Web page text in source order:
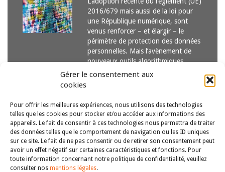
Gérer le consentement aux
cookies
Pour offrir les meilleures expériences, nous utilisons des technologies
telles que les cookies pour stocker et/ou accéder aux informations des
appareils. Le fait de consentir à ces technologies nous permettra de traiter
des données telles que le comportement de navigation ou les ID uniques
sur ce site. Le fait de ne pas consentir ou de retirer son consentement peut
avoir un effet négatif sur certaines caractéristiques et fonctions. Pour
toute information concernant notre politique de confidentialité, veuillez
consulter nos mentions légales.
2016/679 mais aussi de la loi pour
une République numérique, sont
venus renforcer – et élargir – le
périmètre de protection des données
personnelles. Mais l’avènement de
nouveaux outils algorithmiques
prédictifs, en permettant un
Copyright © 2011-2026Revue des droits et libertés fondamentaux
| Tous droits réservés |mentions légales